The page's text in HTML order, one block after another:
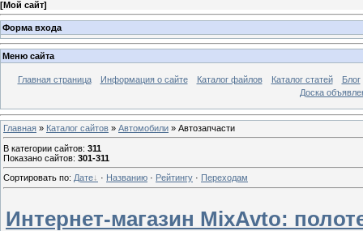
[Мой сайт]
Форма входа
Меню сайта
Главная страница Информация о сайте Каталог файлов Каталог статей
Блог
Доска
Главная » Каталог сайтов » Автомобили » Автозапчасти
В категории сайтов: 311
Показано сайтов: 301-311
Сортировать по: Дате · Названию · Рейтингу · Переходам
Интернет-магазин MixAvto: